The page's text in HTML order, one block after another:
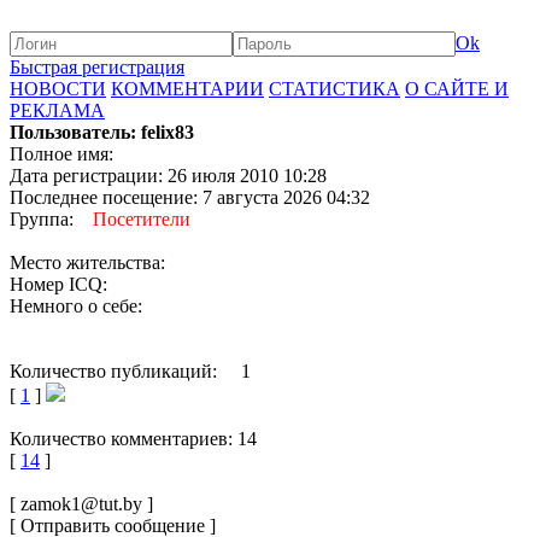
Ok
Быстрая регистрация
НОВОСТИ КОММЕНТАРИИ СТАТИСТИКА О САЙТЕ И
РЕКЛАМА
Пользователь: felix83
Полное имя:
Дата регистрации: 26 июля 2010 10:28
Последнее посещение: 7 августа 2026 04:32
Группа: Посетители
Место жительства:
Номер ICQ:
Немного о себе:
Количество публикаций: 1
[ 1 ]
Количество комментариев: 14
[ 14 ]
[ zamok1@tut.by ]
[ Отправить сообщение ]